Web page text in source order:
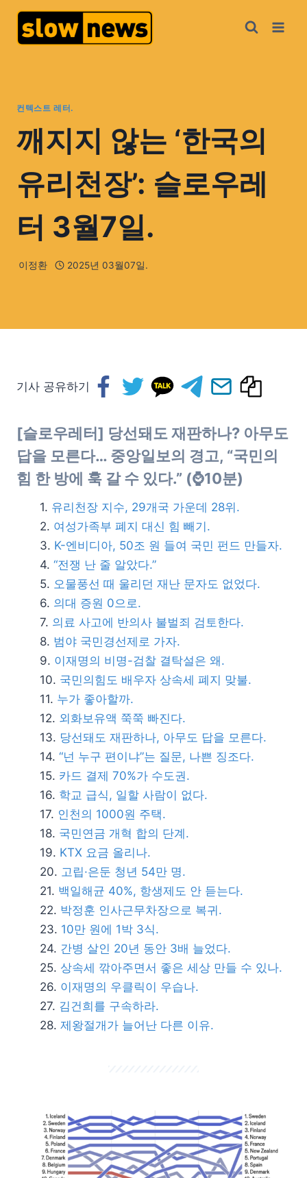
컨텍스트 레터.
깨지지 않는 ‘한국의
유리천장’: 슬로우레
터 3월7일.
이정환 2025년 03월07일.
기사 공유하기
[슬로우레터] 당선돼도 재판하나? 아무도
답을 모른다… 중앙일보의 경고, “국민의
힘 한 방에 훅 갈 수 있다.” (⌚10분)
유리천장 지수, 29개국 가운데 28위.
여성가족부 폐지 대신 힘 빼기.
K-엔비디아, 50조 원 들여 국민 펀드 만들자.
“전쟁 난 줄 알았다.”
오물풍선 때 울리던 재난 문자도 없었다.
의대 증원 0으로.
의료 사고에 반의사 불벌죄 검토한다.
범야 국민경선제로 가자.
이재명의 비명-검찰 결탁설은 왜.
국민의힘도 배우자 상속세 폐지 맞불.
누가 좋아할까.
외화보유액 쭉쭉 빠진다.
당선돼도 재판하나, 아무도 답을 모른다.
“넌 누구 편이냐”는 질문, 나쁜 징조다.
카드 결제 70%가 수도권.
학교 급식, 일할 사람이 없다.
인천의 1000원 주택.
국민연금 개혁 합의 단계.
KTX 요금 올리나.
고립·은둔 청년 54만 명.
백일해균 40%, 항생제도 안 듣는다.
박정훈 인사근무차장으로 복귀.
10만 원에 1박 3식.
간병 살인 20년 동안 3배 늘었다.
상속세 깎아주면서 좋은 세상 만들 수 있나.
이재명의 우클릭이 우습나.
김건희를 구속하라.
제왕절개가 늘어난 다른 이유.